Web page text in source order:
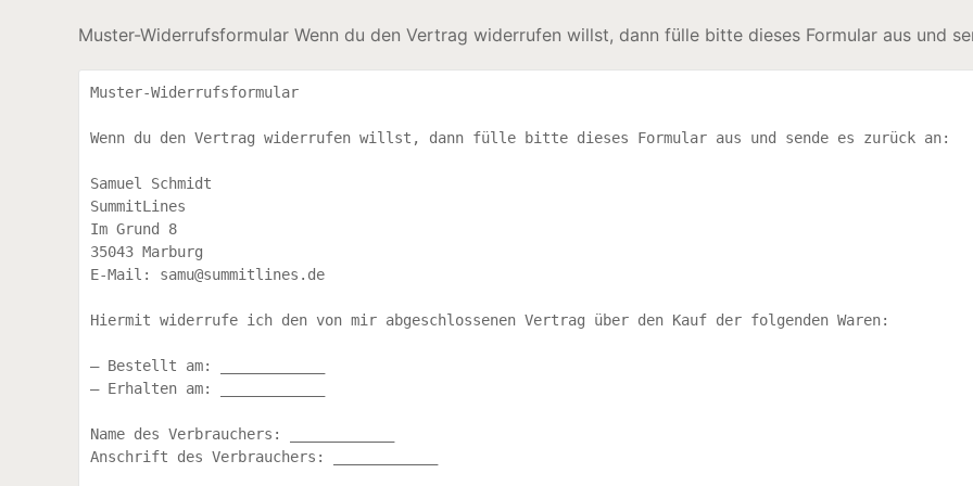
Muster-Widerrufsformular Wenn du den Vertrag widerrufen willst, dann fülle bitte dieses Formular aus und
Muster-Widerrufsformular
Wenn du den Vertrag widerrufen willst, dann fülle bitte dieses Formular aus und sende es zurück an:
Samuel Schmidt
SummitLines
Im Grund 8
35043 Marburg
E-Mail: samu@summitlines.de
Hiermit widerrufe ich den von mir abgeschlossenen Vertrag über den Kauf der folgenden Waren:
– Bestellt am: ____________
– Erhalten am: ____________
Name des Verbrauchers: ____________
Anschrift des Verbrauchers: ____________